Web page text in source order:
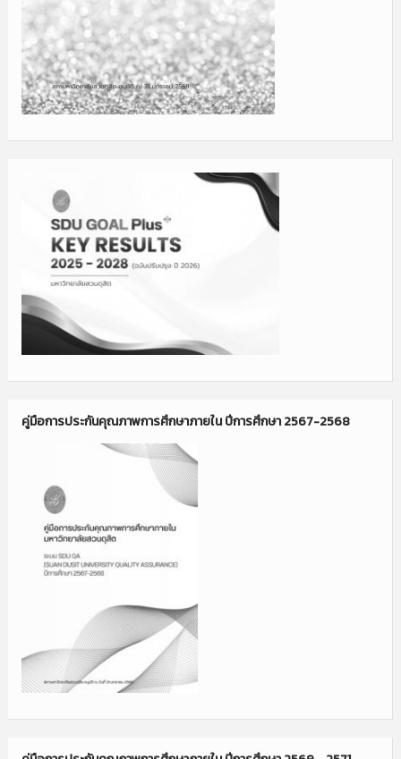
คู่มือการประกันคุณภาพการศึกษาภายใน ปีการศึกษา 2567-2568